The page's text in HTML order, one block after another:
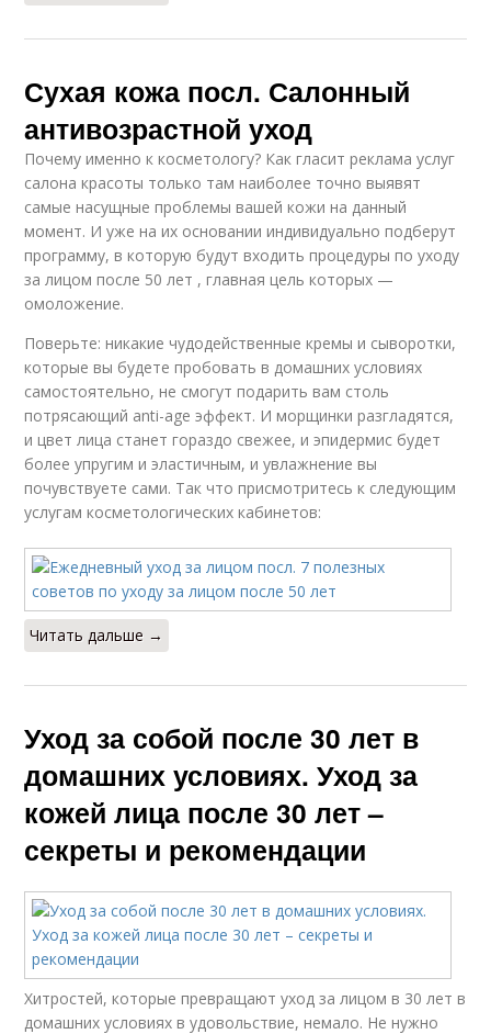
Сухая кожа посл. Салонный
антивозрастной уход
Почему именно к косметологу? Как гласит реклама услуг
салона красоты только там наиболее точно выявят
самые насущные проблемы вашей кожи на данный
момент. И уже на их основании индивидуально подберут
программу, в которую будут входить процедуры по уходу
за лицом после 50 лет , главная цель которых —
омоложение.
Поверьте: никакие чудодейственные кремы и сыворотки,
которые вы будете пробовать в домашних условиях
самостоятельно, не смогут подарить вам столь
потрясающий anti-age эффект. И морщинки разгладятся,
и цвет лица станет гораздо свежее, и эпидермис будет
более упругим и эластичным, и увлажнение вы
почувствуете сами. Так что присмотритесь к следующим
услугам косметологических кабинетов:
Читать дальше →
Уход за собой после 30 лет в
домашних условиях. Уход за
кожей лица после 30 лет –
секреты и рекомендации
Хитростей, которые превращают уход за лицом в 30 лет в
домашних условиях в удовольствие, немало. Не нужно